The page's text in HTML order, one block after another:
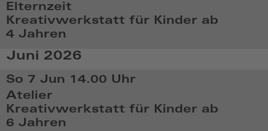
14:03
Elternzeit
Kreativwerkstatt für Kinder ab
4 Jahren
So,
Mai
31
2026,
14:05
Juni 2026
So 7 Jun
14.00 Uhr
Atelier
Kreativwerkstatt für Kinder ab
6 Jahren